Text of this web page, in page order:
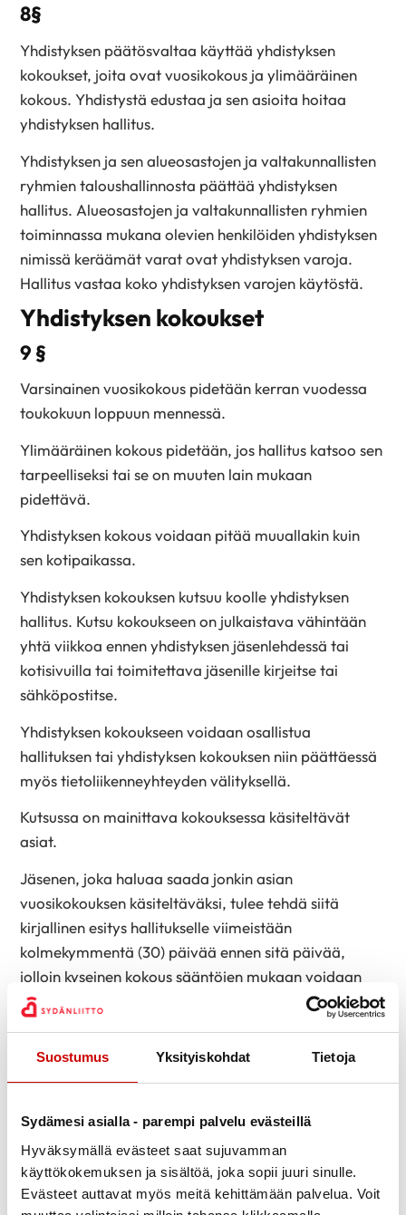
Suostumus Yksityiskohdat Tietoja
Sydämesi asialla - parempi palvelu evästeillä
Hyväksymällä evästeet saat sujuvamman
käyttökokemuksen ja sisältöä, joka sopii juuri sinulle.
Evästeet auttavat myös meitä kehittämään palvelua. Voit
8§
Yhdistyksen päätösvaltaa käyttää yhdistyksen
kokoukset, joita ovat vuosikokous ja ylimääräinen
kokous. Yhdistystä edustaa ja sen asioita hoitaa
yhdistyksen hallitus.
Yhdistyksen ja sen alueosastojen ja valtakunnallisten
ryhmien taloushallinnosta päättää yhdistyksen
hallitus. Alueosastojen ja valtakunnallisten ryhmien
toiminnassa mukana olevien henkilöiden yhdistyksen
nimissä keräämät varat ovat yhdistyksen varoja.
Hallitus vastaa koko yhdistyksen varojen käytöstä.
Yhdistyksen kokoukset
9 §
Varsinainen vuosikokous pidetään kerran vuodessa
toukokuun loppuun mennessä.
Ylimääräinen kokous pidetään, jos hallitus katsoo sen
tarpeelliseksi tai se on muuten lain mukaan
pidettävä.
Yhdistyksen kokous voidaan pitää muuallakin kuin
sen kotipaikassa.
Yhdistyksen kokouksen kutsuu koolle yhdistyksen
hallitus. Kutsu kokoukseen on julkaistava vähintään
yhtä viikkoa ennen yhdistyksen jäsenlehdessä tai
kotisivuilla tai toimitettava jäsenille kirjeitse tai
sähköpostitse.
Yhdistyksen kokoukseen voidaan osallistua
hallituksen tai yhdistyksen kokouksen niin päättäessä
myös tietoliikenneyhteyden välityksellä.
Kutsussa on mainittava kokouksessa käsiteltävät
asiat.
Jäsenen, joka haluaa saada jonkin asian
vuosikokouksen käsiteltäväksi, tulee tehdä siitä
kirjallinen esitys hallitukselle viimeistään
kolmekymmentä (30) päivää ennen sitä päivää,
jolloin kyseinen kokous sääntöjen mukaan voidaan
aikaisintaan pitää.
10 §
Yhdistyksen kokouksissa on äänioikeus 15 vuotta
kannatus- ja asiantuntijajäsenet sekä
kunniapuheenjohtajat ja kunniajäsenet mukaan lukien
– on yksi ääni ja heillä on oikeus käyttää
äänioikeuttaan asiamiehen välityksellä. Kokouksessa